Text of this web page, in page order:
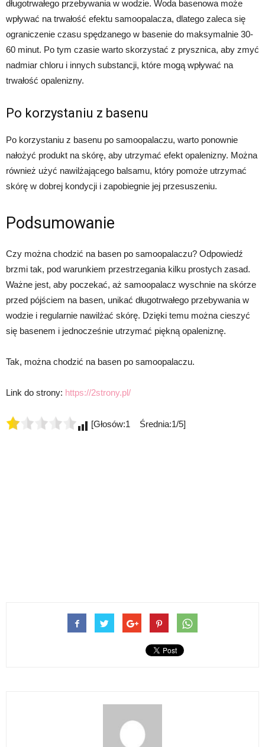
długotrwałego przebywania w wodzie. Woda basenowa może
wpływać na trwałość efektu samoopalacza, dlatego zaleca się
ograniczenie czasu spędzanego w basenie do maksymalnie 30-
60 minut. Po tym czasie warto skorzystać z prysznica, aby zmyć
nadmiar chloru i innych substancji, które mogą wpływać na
trwałość opalenizny.
Po korzystaniu z basenu
Po korzystaniu z basenu po samoopalaczu, warto ponownie
nałożyć produkt na skórę, aby utrzymać efekt opalenizny. Można
również użyć nawilżającego balsamu, który pomoże utrzymać
skórę w dobrej kondycji i zapobiegnie jej przesuszeniu.
Podsumowanie
Czy można chodzić na basen po samoopalaczu? Odpowiedź
brzmi tak, pod warunkiem przestrzegania kilku prostych zasad.
Ważne jest, aby poczekać, aż samoopalacz wyschnie na skórze
przed pójściem na basen, unikać długotrwałego przebywania w
wodzie i regularnie nawilżać skórę. Dzięki temu można cieszyć
się basenem i jednocześnie utrzymać piękną opaleniznę.
Tak, można chodzić na basen po samoopalaczu.
Link do strony: https://2strony.pl/
[Głosów:1 Średnia:1/5]